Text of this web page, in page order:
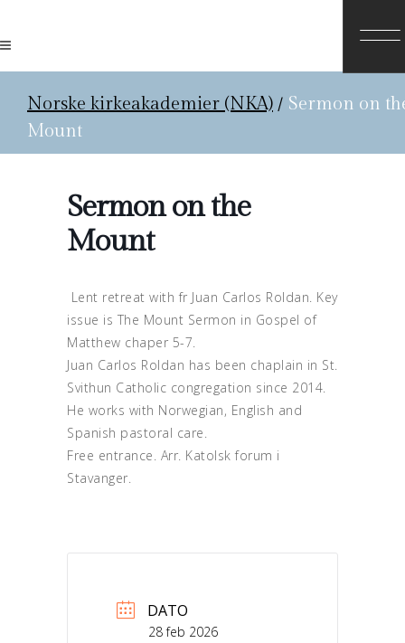
Norske kirkeakademier (NKA) / Sermon on
Mount
Sermon on the
Mount
Lent retreat with fr Juan Carlos Roldan. Key
issue is The Mount Sermon in Gospel of
Matthew chaper 5-7.
Juan Carlos Roldan has been chaplain in St.
Svithun Catholic congregation since 2014.
He works with Norwegian, English and
Spanish pastoral care.
Free entrance. Arr. Katolsk forum i
Stavanger.
DATO
28 feb 2026